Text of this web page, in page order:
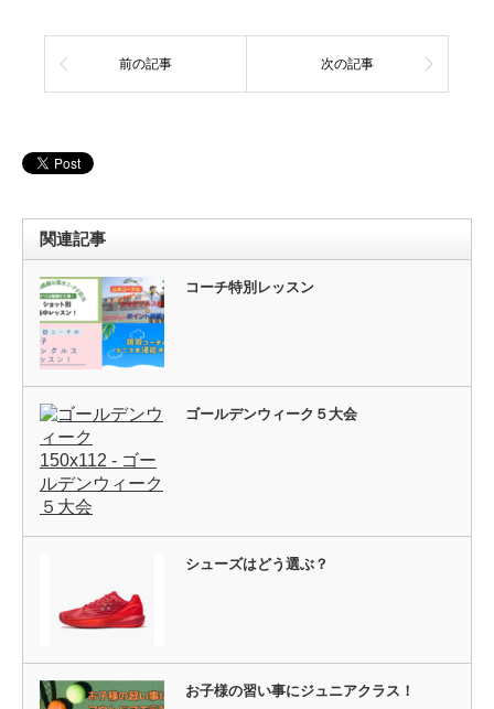
前の記事 次の記事
関連記事
コーチ特別レッスン
ゴールデンウィーク５大会
シューズはどう選ぶ？
お子様の習い事にジュニアクラス！